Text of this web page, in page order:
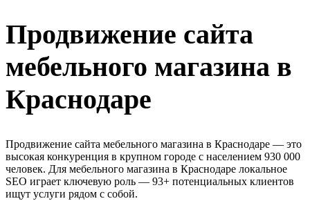
Продвижение сайта
мебельного магазина в
Краснодаре
Продвижение сайта мебельного магазина в Краснодаре — это
высокая конкуренция в крупном городе с населением 930 000
человек. Для мебельного магазина в Краснодаре локальное
SEO играет ключевую роль — 93+ потенциальных клиентов
ищут услуги рядом с собой.